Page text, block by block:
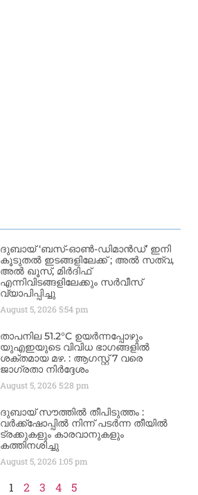
ദുബായ് ‘ബസ്-ഓൺ-ഡിമാൻഡ്’ ഇനി
കൂടുതൽ ഇടങ്ങളിലേക്ക് ; അൽ സത്വ,
അൽ ഖൂസ്, മിർദിഫ്
എന്നിവിടങ്ങളിലേക്കും സർവീസ്
വ്യാപിപ്പിച്ചു
August 5, 20265:54 pm
താപനില 51.2°C ഉയർന്നപ്പോഴും
യുഎഇയുടെ വിവിധ ഭാഗങ്ങളിൽ
ശക്തമായ മഴ. : ആഗസ്റ്റ് 7 വരെ
ജാഗ്രതാ നിർദ്ദേശം
August 5, 20265:28 pm
ദുബായ് സൗത്തിൽ തീപിടുത്തം :
വർക്ക്‌ഷോപ്പിൽ നിന്ന് പടർന്ന തീയിൽ
ട്രക്കുകളും കാരവാനുകളും
കത്തിനശിച്ചു
August 5, 2026 1:05 pm
1 2 3 4 5